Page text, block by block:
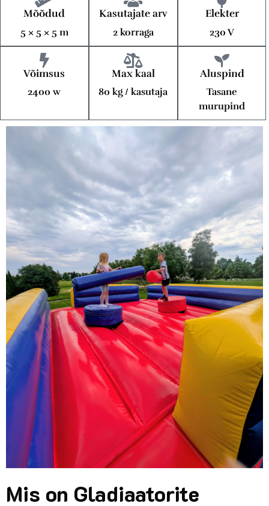
Mõõdud
5 × 5 × 5 m
Kasutajate arv
2 korraga
Elekter
230 V
Võimsus
2400 w
Max kaal
80 kg / kasutaja
Aluspind
Tasane
murupind
Mis on Gladiaatorite